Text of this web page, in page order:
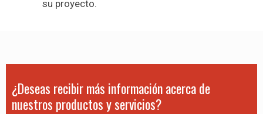
su proyecto.
¿Deseas recibir más información acerca de
nuestros productos y servicios?